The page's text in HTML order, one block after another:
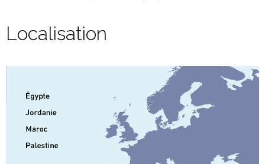
Localisation